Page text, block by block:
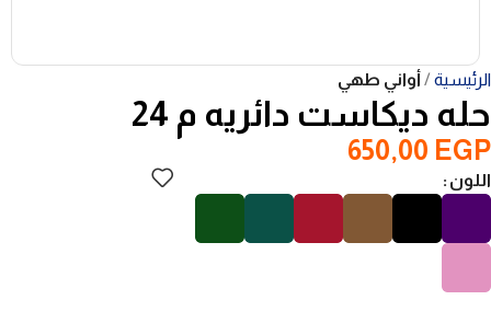
الرئيسية أواني طهي
حله ديكاست دائريه م 24
650,00 EGP
اللون